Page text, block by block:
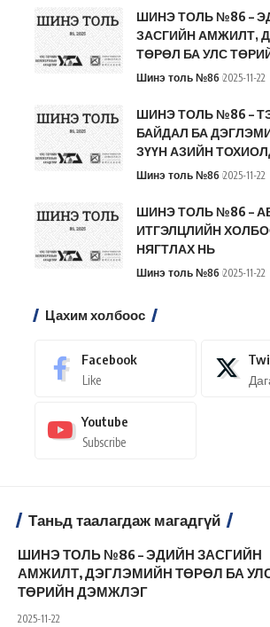
ШИНЭ ТОЛЬ №86 –
ЗАСГИЙН АМЖИЛТ,
ТӨРӨЛ БА УЛС
Шинэ толь №86 2025-11-22
ШИНЭ ТОЛЬ №86 –
БАЙДАЛ БА
ЗҮҮН АЗИЙН
Шинэ толь №86 2025-11-22
ШИНЭ ТОЛЬ №86 –
ИТГЭЛЦЛИЙН
НЯГТЛАХ НЬ
Шинэ толь №86 2025-11-22
Цахим холбоос
Facebook
Like
Youtube
Subscribe
Таньд таалагдаж магадгүй
ШИНЭ ТОЛЬ №86 – ЭДИЙН ЗАСГИЙН
АМЖИЛТ, ДЭГЛЭМИЙН ТӨРӨЛ БА
ТӨРИЙН ДЭМЖЛЭГ
2025-11-22